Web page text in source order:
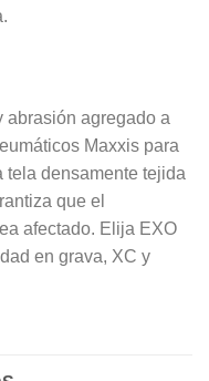
abrasión agregado a
Maxxis para
tela densamente tejida
que el
afectado. Elija EXO
en grava, XC y